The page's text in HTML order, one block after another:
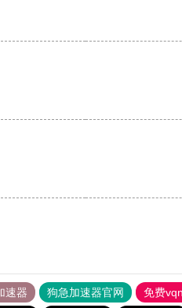
速器 狗急加速器官网 免费